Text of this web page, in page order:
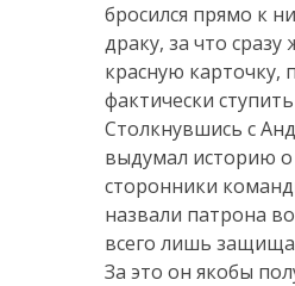
бросился прямо к
драку, за что сразу
красную карточку,
фактически
Столкнувшись с
выдумал историю
сторонники
назвали патрона
всего лишь
За это он якобы